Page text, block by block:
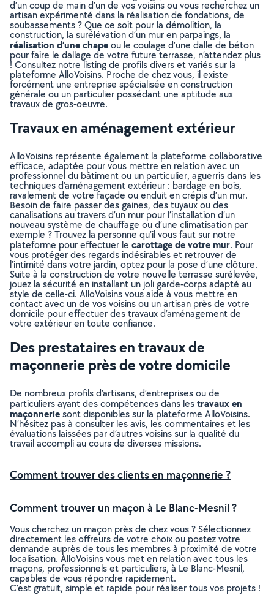
d’un coup de main d’un de vos voisins ou vous recherchez un
artisan expérimenté dans la réalisation de fondations, de
soubassements ? Que ce soit pour la démolition, la
construction, la surélévation d’un mur en parpaings, la
réalisation d’une chapeou le coulage d’une dalle de béton
pour faire le dallage de votre future terrasse, n’attendez plus
! Consultez notre listing de profils divers et variés sur la
plateforme AlloVoisins. Proche de chez vous, il existe
forcément une entreprise spécialisée en construction
générale ou un particulier possédant une aptitude aux
travaux de gros-oeuvre.
Travaux en aménagement extérieur
AlloVoisins représente également la plateforme collaborative
efficace, adaptée pour vous mettre en relation avec un
professionnel du bâtiment ou un particulier, aguerris dans les
techniques d’aménagement extérieur : bardage en bois,
ravalement de votre façade ou enduit en crépis d’un mur.
Besoin de faire passer des gaines, des tuyaux ou des
canalisations au travers d’un mur pour l’installation d’un
nouveau système de chauffage ou d’une climatisation par
exemple ? Trouvez la personne qu’il vous faut sur notre
plateforme pour effectuer le carottage de votre mur. Pour
vous protéger des regards indésirables et retrouver de
l’intimité dans votre jardin, optez pour la pose d’une clôture.
Suite à la construction de votre nouvelle terrasse surélevée,
jouez la sécurité en installant un joli garde-corps adapté au
style de celle-ci. AlloVoisins vous aide à vous mettre en
contact avec un de vos voisins ou un artisan près de votre
domicile pour effectuer des travaux d’aménagement de
votre extérieur en toute confiance.
Des prestataires en travaux de
maçonnerie près de votre domicile
De nombreux profils d’artisans, d’entreprises ou de
particuliers ayant des compétences dans lestravaux en
maçonneriesont disponibles sur la plateforme AlloVoisins.
N’hésitez pas à consulter les avis, les commentaires et les
évaluations laissées par d’autres voisins sur la qualité du
travail accompli au cours de diverses missions.
Comment trouver des clients en maçonnerie ?
Comment trouver un maçon à Le Blanc-Mesnil ?
Vous cherchez un maçon près de chez vous ? Sélectionnez
directement les offreurs de votre choix ou postez votre
demande auprès de tous les membres à proximité de votre
localisation. AlloVoisins vous met en relation avec tous les
maçons, professionnels et particuliers, à Le Blanc-Mesnil,
capables de vous répondre rapidement.
C’est gratuit, simple et rapide pour réaliser tous vos projets !